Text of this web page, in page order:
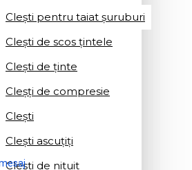
Cleşti pentru taiat șuruburi
Clești de scos țintele
Clești de ținte
Cleșți de compresie
Cleşti
Clești ascuțiți
Cleşti de nituit